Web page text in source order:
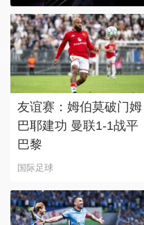
友谊赛：姆伯莫破门姆
巴耶建功 曼联1-1战平
巴黎
国际足球